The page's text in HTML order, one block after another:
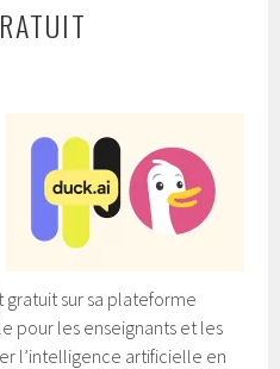
sur sa plateforme
pour les enseignants et les
l’intelligence artificielle en